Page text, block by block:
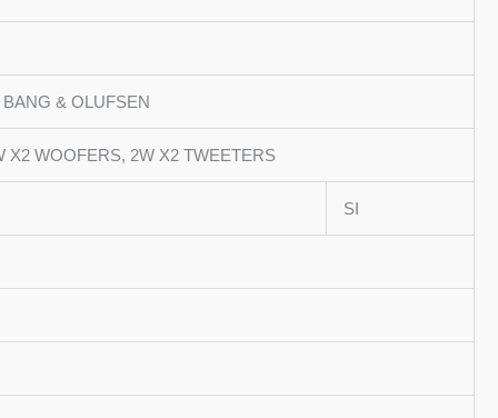
& OLUFSEN
X2 WOOFERS, 2W X2 TWEETERS
SI